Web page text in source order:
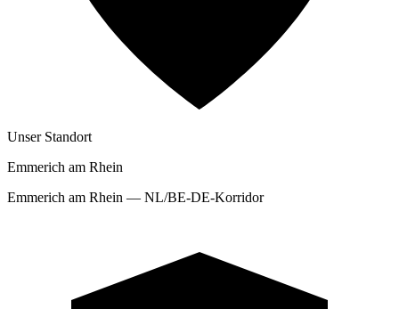
Unser Standort
Emmerich am Rhein
Emmerich am Rhein — NL/BE-DE-Korridor